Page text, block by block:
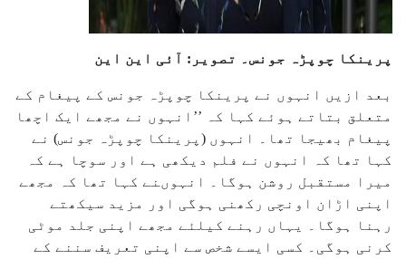
پرینکا چوپڑہ جونس۔ تصویر: آئی این این
بعد ازیں انہوں نے پرینکا چوپڑہ جونس کے پیغام کے
متعلق بتاتے ہوئے کہا کہ ’’انہوں نے مجھے ایک اچھا
پیغام بھیجا تھا۔ انہوں (پرینکا چوپڑہ جونس) نے
کہا تھا کہ انہوں نے فلم دیکھی ہے اور سوچا ہے کہ
میرا مستقبل روشن ہوگا۔ انہوںنے کہا تھا کہ مجھے
اپنی اڑان اونچی رکھنی ہوگی اور مزید سیکھتے
رہنا ہوگا۔ یہاں رہنے کیلئے مجھے اپنی جلد موٹی
کرنی ہوگی۔ کسی ایسے شخص سے اپنی تعریف سننے کے